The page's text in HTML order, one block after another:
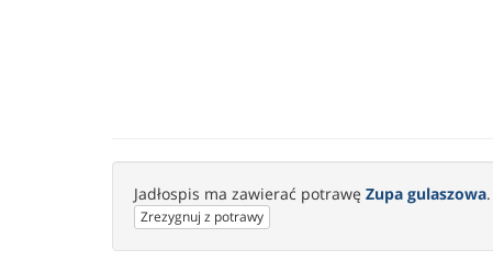
Jadłospis ma zawierać potrawę Zupa gulaszowa.
Zrezygnuj z potrawy